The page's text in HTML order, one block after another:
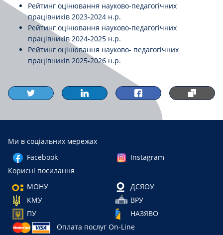
Рейтинг оцінювання науково-педагогічних
працівників 2023-2024 н.р.
Рейтинг оцінювання науково-педагогічних
працівників 2024-2025 н.р.
Рейтинг оцінювання науково- педагогічних
працівників 2025-2026 н.р.
Ми в соціальних мережах
Facebook
Instagram
Корисні посилання
МОНУ
ДСЯОУ
КМУ
ВРУ
ПУ
НАЗЯВО
Оплата послуг On-Line